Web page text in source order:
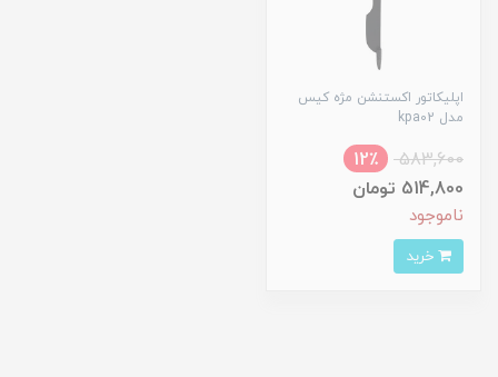
اپلیکاتور اکستنشن مژه کیس
مدل kpa02
583,600
12٪
514,800 تومان
ناموجود